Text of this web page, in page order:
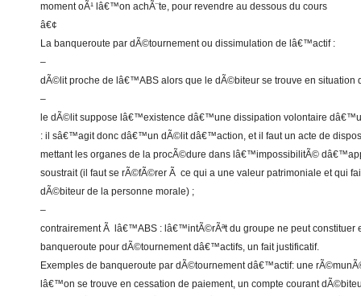
moment oÃ¹ lâ€™on achÃ¨te, pour revendre au dessous du cours
â€¢
La banqueroute par dÃ©tournement ou dissimulation de lâ€™actif :
–
dÃ©lit proche de lâ€™ABS alors que le dÃ©biteur se trouve en situation
–
le dÃ©lit suppose lâ€™existence dâ€™une dissipation volontaire
: il sâ€™agit donc dâ€™un dÃ©lit dâ€™action, et il faut un acte de
mettant les organes de la procÃ©dure dans lâ€™impossibilitÃ©
soustrait (il faut se rÃ©fÃ©rer Ã ce qui a une valeur patrimoniale et qui
dÃ©biteur de la personne morale) ;
–
contrairement Ã lâ€™ABS : lâ€™intÃ©rÃªt du groupe ne peut constituer
banqueroute pour dÃ©tournement dâ€™actifs, un fait justificatif.
Exemples de banqueroute par dÃ©tournement dâ€™actif: une
lâ€™on se trouve en cessation de paiement, un compte courant